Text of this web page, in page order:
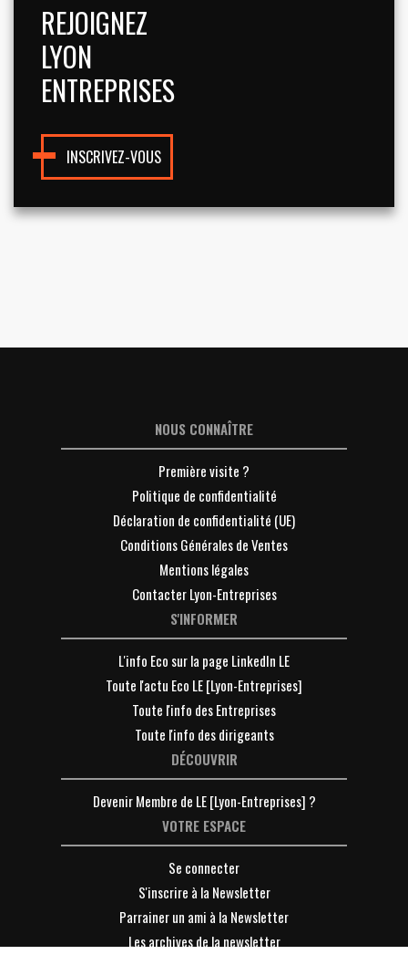
REJOIGNEZ
LYON
ENTREPRISES
INSCRIVEZ-VOUS
NOUS CONNAÎTRE
Première visite ?
Politique de confidentialité
Déclaration de confidentialité (UE)
Conditions Générales de Ventes
Mentions légales
Contacter Lyon-Entreprises
S'INFORMER
L'info Eco sur la page LinkedIn LE
Toute l'actu Eco LE [Lyon-Entreprises]
Toute l'info des Entreprises
Toute l'info des dirigeants
DÉCOUVRIR
Devenir Membre de LE [Lyon-Entreprises] ?
VOTRE ESPACE
Se connecter
S'inscrire à la Newsletter
Parrainer un ami à la Newsletter
Les archives de la newsletter